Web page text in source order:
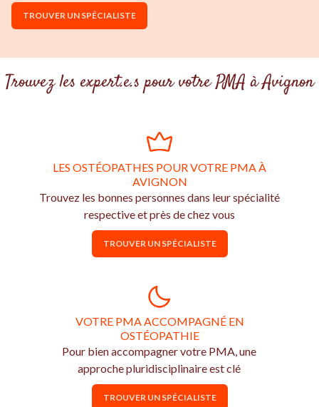
TROUVER UN SPÉCIALISTE
Trouvez les expert.e.s pour votre PMA à Avignon
LES OSTÉOPATHES POUR VOTRE PMA À
AVIGNON
Trouvez les bonnes personnes dans leur spécialité
respective et près de chez vous
TROUVER UN SPÉCIALISTE
VOTRE PMA ACCOMPAGNÉ EN
OSTÉOPATHIE
Pour bien accompagner votre PMA, une
approche pluridisciplinaire est clé
TROUVER UN SPÉCIALISTE